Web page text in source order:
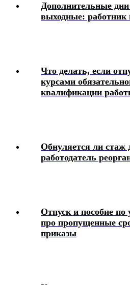
Дополнительные
выходные: работник
Что делать, если
курсами
квалификации
Обнуляется ли стаж
работодатель
Отпуск и пособие по
про пропущенные
приказы